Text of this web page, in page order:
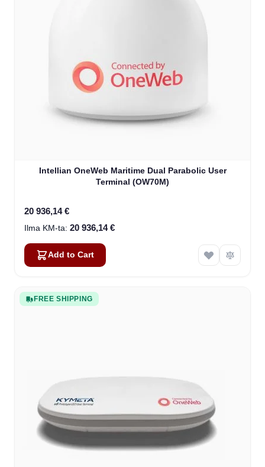
Intellian OneWeb Maritime Dual Parabolic User
Terminal (OW70M)
20 936,14 €
20 936,14 €
Add to Cart
FREE SHIPPING